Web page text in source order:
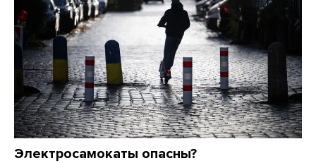
Электросамокаты опасны?